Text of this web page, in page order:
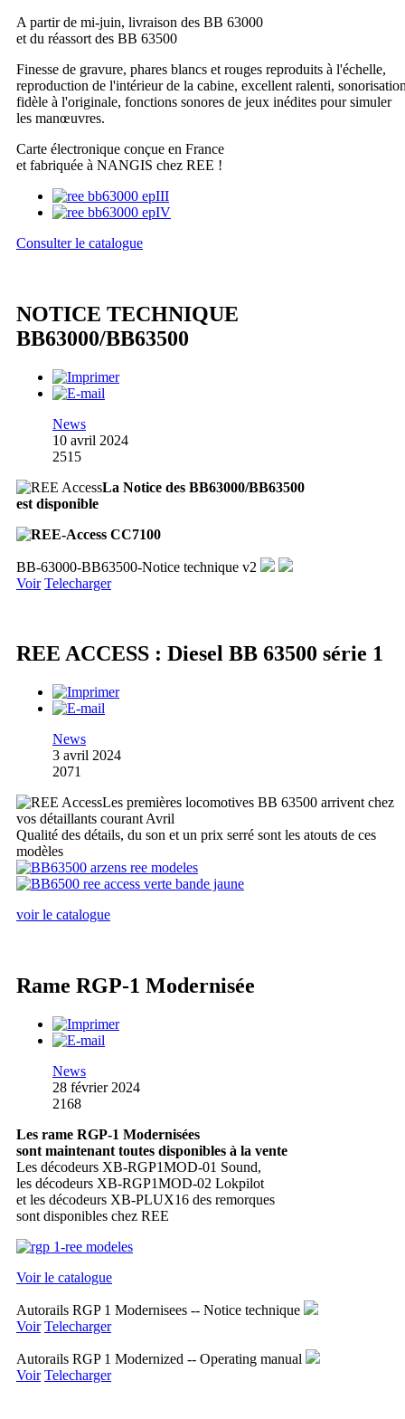
A partir de mi-juin, livraison des BB 63000
et du réassort des BB 63500
Finesse de gravure, phares blancs et rouges reproduits à l'échelle,
reproduction de l'intérieur de la cabine, excellent ralenti,
fidèle à l'originale, fonctions sonores de jeux inédites pour simuler
les manœuvres.
Carte électronique conçue en France
et fabriquée à NANGIS chez REE !
Consulter le catalogue
NOTICE TECHNIQUE
BB63000/BB63500
News
10 avril 2024
2515
La Notice des BB63000/BB63500
est disponible
BB-63000-BB63500-Notice technique v2
Voir Telecharger
REE ACCESS : Diesel BB 63500 série 1
News
3 avril 2024
2071
Les premières locomotives BB 63500 arrivent chez
vos détaillants courant Avril
Qualité des détails, du son et un prix serré sont les atouts de ces
modèles
voir le catalogue
Rame RGP-1 Modernisée
News
28 février 2024
2168
Les rame RGP-1 Modernisées
sont maintenant toutes disponibles à la vente
Les décodeurs XB-RGP1MOD-01 Sound,
les décodeurs XB-RGP1MOD-02 Lokpilot
et les décodeurs XB-PLUX16 des remorques
sont disponibles chez REE
Voir le catalogue
Autorails RGP 1 Modernisees -- Notice technique
Voir Telecharger
Autorails RGP 1 Modernized -- Operating manual
Voir Telecharger